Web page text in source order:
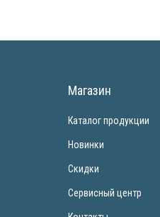
Магазин
Каталог продукции
Новинки
Скидки
Сервисный центр